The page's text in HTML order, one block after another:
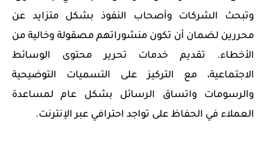
وتبحث الشركات وأصحاب النفوذ بشكل متزايد عن
محررين لضمان أن تكون منشوراتهم مصقولة وخالية من
الأخطاء. تقديم خدمات تحرير محتوى الوسائط
الاجتماعية، مع التركيز على التسميات التوضيحية
والرسومات واتساق الرسائل بشكل عام لمساعدة
العملاء في الحفاظ على تواجد احترافي عبر الإنترنت.